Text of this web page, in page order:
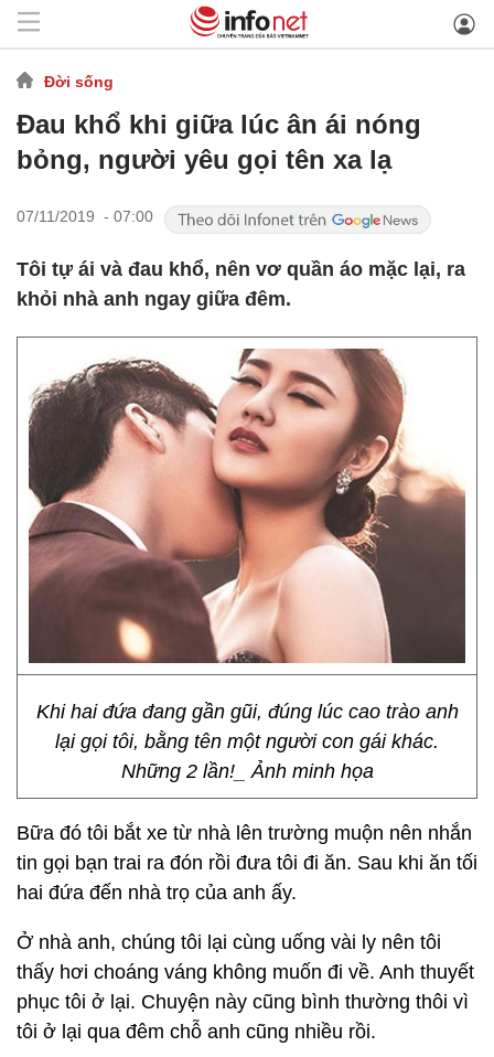
Đời sống
Đau khổ khi giữa lúc ân ái nóng
bỏng, người yêu gọi tên xa lạ
07/11/2019 - 07:00
Tôi tự ái và đau khổ, nên vơ quần áo mặc lại, ra
khỏi nhà anh ngay giữa đêm.
Khi hai đứa đang gần gũi, đúng lúc cao trào anh
lại gọi tôi, bằng tên một người con gái khác.
Những 2 lần!_ Ảnh minh họa
Bữa đó tôi bắt xe từ nhà lên trường muộn nên nhắn
tin gọi bạn trai ra đón rồi đưa tôi đi ăn. Sau khi ăn tối
hai đứa đến nhà trọ của anh ấy.
Ở nhà anh, chúng tôi lại cùng uống vài ly nên tôi
thấy hơi choáng váng không muốn đi về. Anh thuyết
phục tôi ở lại. Chuyện này cũng bình thường thôi vì
tôi ở lại qua đêm chỗ anh cũng nhiều rồi.